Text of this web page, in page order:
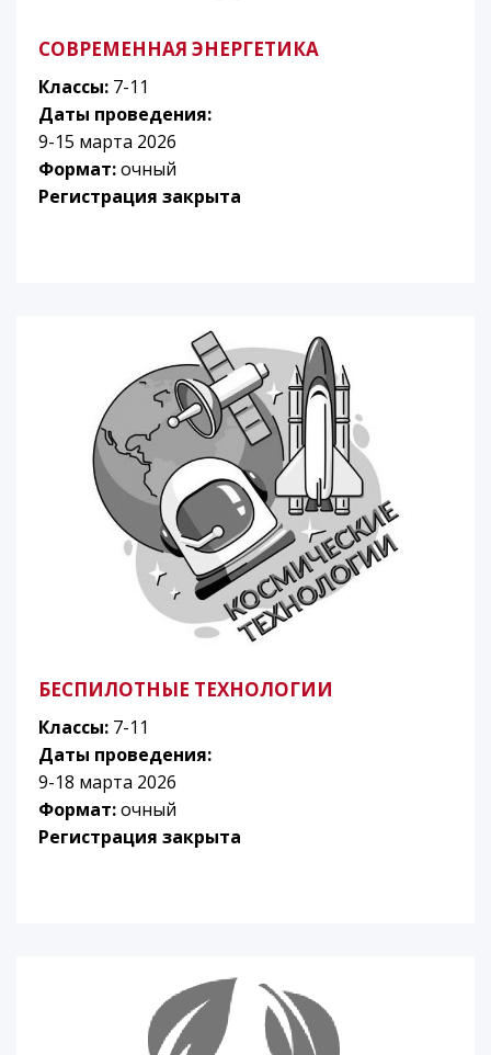
СОВРЕМЕННАЯ ЭНЕРГЕТИКА
Классы: 7-11
Даты проведения:
9-15 марта 2026
Формат:очный
Регистрация закрыта
БЕСПИЛОТНЫЕ ТЕХНОЛОГИИ
Классы: 7-11
Даты проведения:
9-18 марта 2026
Формат:очный
Регистрация закрыта